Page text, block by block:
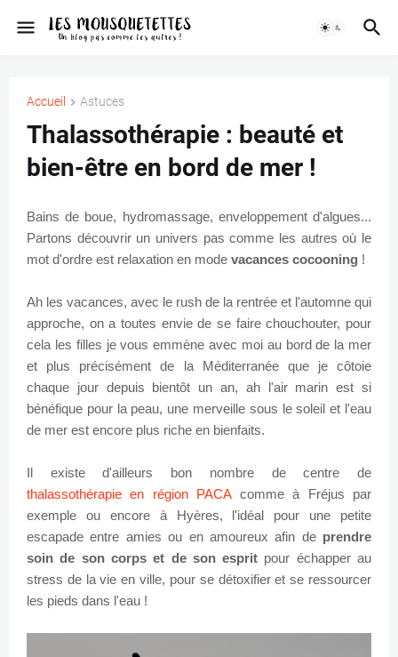
Accueil Astuces
Thalassothérapie : beauté et
bien-être en bord de mer !
Bains de boue, hydromassage, enveloppement d'algues...
Partons découvrir un univers pas comme les autres où le
mot d'ordre est relaxation en mode vacances cocooning !
Ah les vacances, avec le rush de la rentrée et l'automne qui
approche, on a toutes envie de se faire chouchouter, pour
cela les filles je vous emmène avec moi au bord de la mer
et plus précisément de la Méditerranée que je côtoie
chaque jour depuis bientôt un an, ah l'air marin est si
bénéfique pour la peau, une merveille sous le soleil et l'eau
de mer est encore plus riche en bienfaits.
Il existe d'ailleurs bon nombre de centre de
thalassothérapie en région PACAcomme à Fréjus par
exemple ou encore à Hyères, l'idéal pour une petite
escapade entre amies ou en amoureux afin de prendre
soin de son corps et de son esprit pour échapper au
stress de la vie en ville, pour se détoxifier et se ressourcer
les pieds dans l'eau !